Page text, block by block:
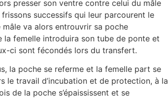
presser son ventre contre celui du mâle
successifs qui leur parcourent le
va alors entrouvrir sa poche
la femelle introduira son tube de ponte et
ci sont fécondés lors du transfert.
la poche se referme et la femelle part se
le travail d’incubation et de protection, à la
de la poche s’épaississent et se